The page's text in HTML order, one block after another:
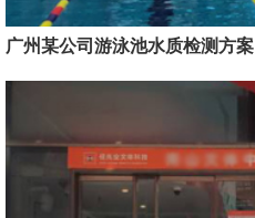
广州某公司游泳池水质检测方案